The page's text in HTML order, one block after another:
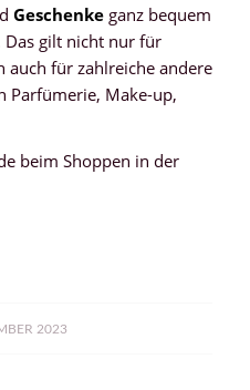
Geschenkeganz bequem
Das gilt nicht nur für
auch für zahlreiche andere
Parfümerie, Make-up,
beim Shoppen in der
2023